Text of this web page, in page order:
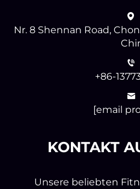
Nr. 8 Shennan Road,
+86-
[email
KONTAKT
Unsere beliebten